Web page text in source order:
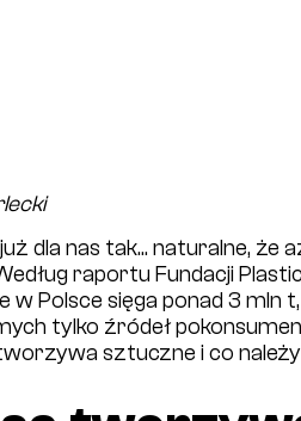
dla nas tak... naturalne, że
raportu Fundacji
Polsce sięga ponad 3 mln
tylko źródeł
sztuczne i co